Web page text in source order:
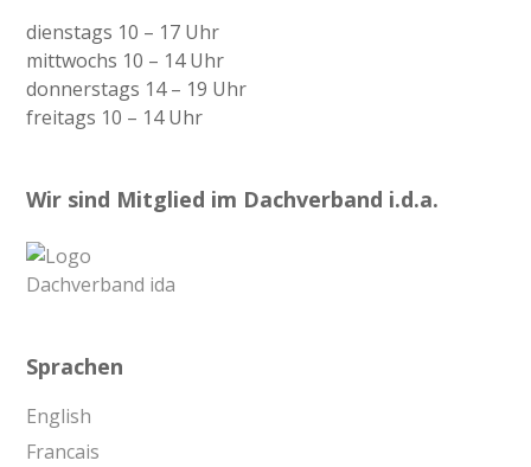
dienstags 10 – 17 Uhr
mittwochs 10 – 14 Uhr
donnerstags 14 – 19 Uhr
freitags 10 – 14 Uhr
Wir sind Mitglied im Dachverband i.d.a.
Sprachen
English
Francais